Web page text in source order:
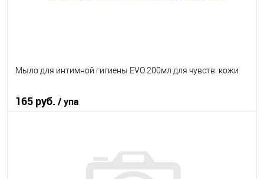
Мыло для интимной гигиены EVO 200мл для чувств. кожи
165 руб. / упа
В наличии